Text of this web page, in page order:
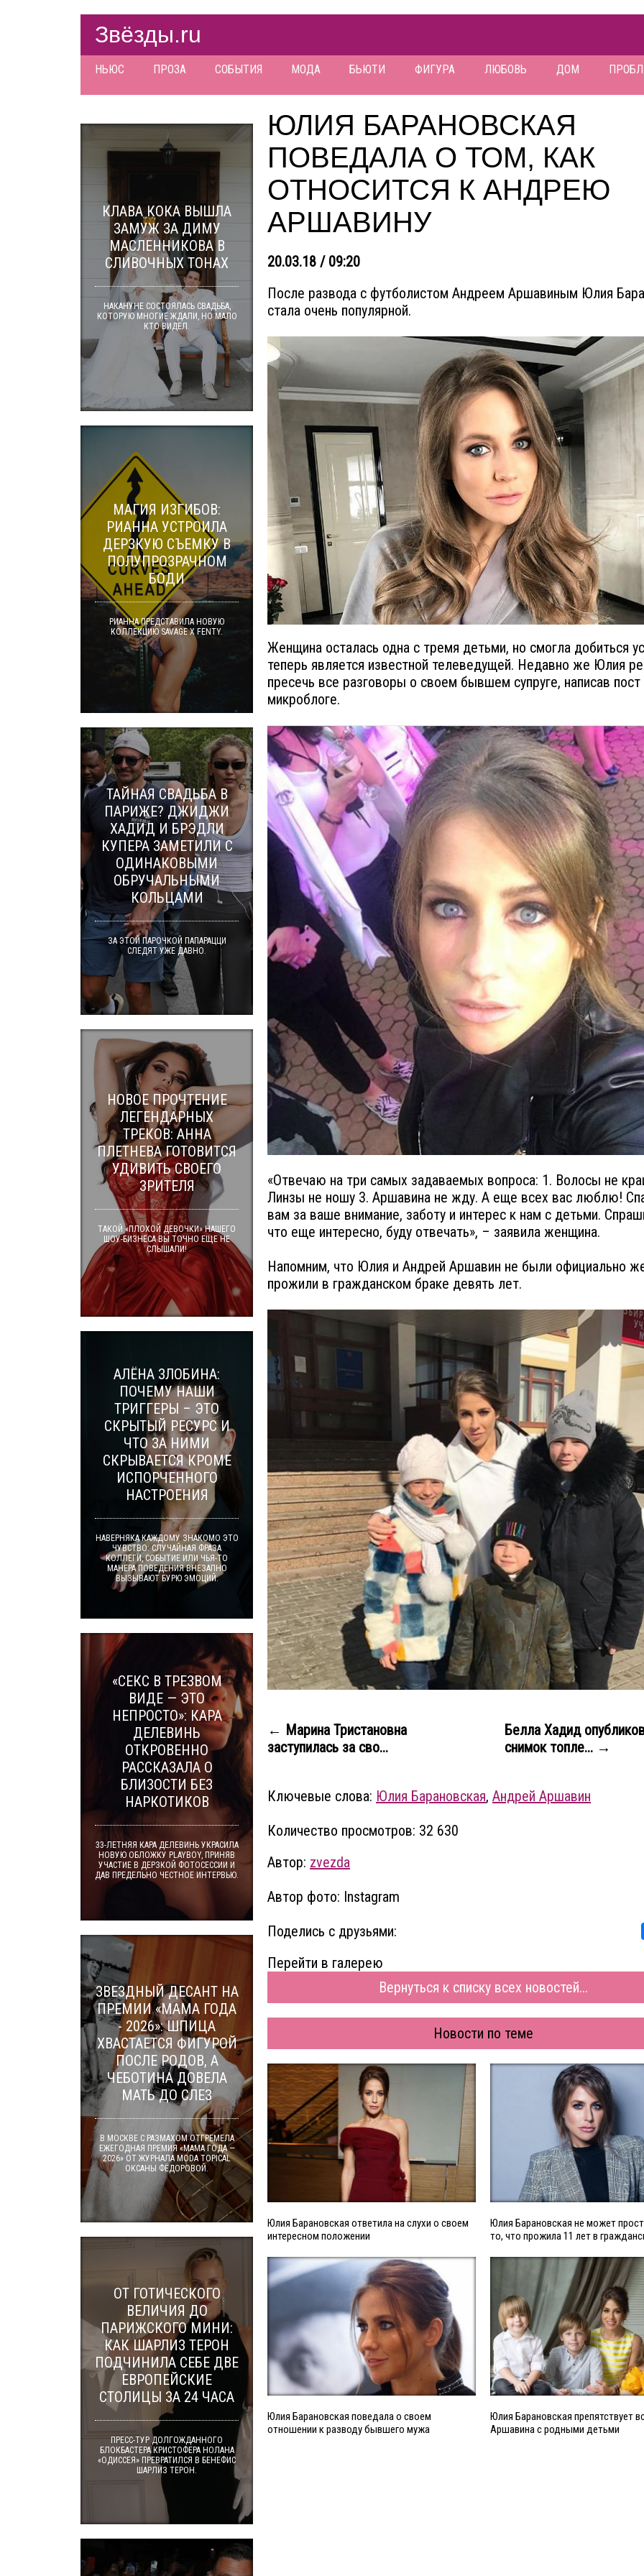
Звёзды.ru
НЬЮС ПРОЗА СОБЫТИЯ МОДА БЬЮТИ ФИГУРА ЛЮБОВЬ ДОМ
ЮЛИЯ БАРАНОВСКАЯ
ПОВЕДАЛА О ТОМ, КАК
ОТНОСИТСЯ К АНДРЕЮ
АРШАВИНУ
20.03.18 / 09:20
После развода с футболистом Андреем Аршавиным Юлия
стала очень популярной.
Женщина осталась одна с тремя детьми, но смогла добиться
теперь является известной телеведущей. Недавно же Юлия
пресечь все разговоры о своем бывшем супруге, написав
микроблоге.
«Отвечаю на три самых задаваемых вопроса: 1. Волосы не
Линзы не ношу 3. Аршавина не жду. А еще всех вас люблю!
вам за ваше внимание, заботу и интерес к нам с детьми.
что еще интересно, буду отвечать», – заявила женщина.
Напомним, что Юлия и Андрей Аршавин не были официально
прожили в гражданском браке девять лет.
← Марина Тристановна
заступилась за сво...
Белла Хадид
снимок топле... →
Ключевые слова: Юлия Барановская, Андрей Аршавин
Количество просмотров: 32 630
Автор: zvezda
Автор фото: Instagram
Поделись с друзьями:
Перейти в галерею
Вернуться к списку всех новостей...
Новости по теме
Юлия Барановская ответила на слухи о своем
интересном положении
Юлия Барановская не может
то, что прожила 11 лет в
Юлия Барановская поведала о своем
отношении к разводу бывшего мужа
Юлия Барановская препятствует
Аршавина с родными детьми
КЛАВА КОКА ВЫШЛА
ЗАМУЖ ЗА ДИМУ
МАСЛЕННИКОВА В
СЛИВОЧНЫХ ТОНАХ
НАКАНУНЕ СОСТОЯЛАСЬ СВАДЬБА,
КОТОРУЮ МНОГИЕ ЖДАЛИ, НО МАЛО
КТО ВИДЕЛ.
МАГИЯ ИЗГИБОВ:
РИАННА УСТРОИЛА
ДЕРЗКУЮ СЪЕМКУ В
ПОЛУПРОЗРАЧНОМ
БОДИ
РИАННА ПРЕДСТАВИЛА НОВУЮ
КОЛЛЕКЦИЮ SAVAGE X FENTY.
ТАЙНАЯ СВАДЬБА В
ПАРИЖЕ? ДЖИДЖИ
ХАДИД И БРЭДЛИ
КУПЕРА ЗАМЕТИЛИ С
ОДИНАКОВЫМИ
ОБРУЧАЛЬНЫМИ
КОЛЬЦАМИ
ЗА ЭТОЙ ПАРОЧКОЙ ПАПАРАЦЦИ
СЛЕДЯТ УЖЕ ДАВНО.
НОВОЕ ПРОЧТЕНИЕ
ЛЕГЕНДАРНЫХ
ТРЕКОВ: АННА
ПЛЕТНЕВА ГОТОВИТСЯ
УДИВИТЬ СВОЕГО
ЗРИТЕЛЯ
ТАКОЙ «ПЛОХОЙ ДЕВОЧКИ» НАШЕГО
ШОУ-БИЗНЕСА ВЫ ТОЧНО ЕЩЕ НЕ
СЛЫШАЛИ!
АЛЁНА ЗЛОБИНА:
ПОЧЕМУ НАШИ
ТРИГГЕРЫ – ЭТО
СКРЫТЫЙ РЕСУРС И
ЧТО ЗА НИМИ
СКРЫВАЕТСЯ КРОМЕ
ИСПОРЧЕННОГО
НАСТРОЕНИЯ
НАВЕРНЯКА КАЖДОМУ ЗНАКОМО ЭТО
ЧУВСТВО: СЛУЧАЙНАЯ ФРАЗА
КОЛЛЕГИ, СОБЫТИЕ ИЛИ ЧЬЯ-ТО
МАНЕРА ПОВЕДЕНИЯ ВНЕЗАПНО
ВЫЗЫВАЮТ БУРЮ ЭМОЦИЙ.
«СЕКС В ТРЕЗВОМ
ВИДЕ — ЭТО
НЕПРОСТО»: КАРА
ДЕЛЕВИНЬ
ОТКРОВЕННО
РАССКАЗАЛА О
БЛИЗОСТИ БЕЗ
НАРКОТИКОВ
33-ЛЕТНЯЯ КАРА ДЕЛЕВИНЬ УКРАСИЛА
НОВУЮ ОБЛОЖКУ PLAYBOY, ПРИНЯВ
УЧАСТИЕ В ДЕРЗКОЙ ФОТОСЕССИИ И
ДАВ ПРЕДЕЛЬНО ЧЕСТНОЕ ИНТЕРВЬЮ.
ЗВЕЗДНЫЙ ДЕСАНТ НА
ПРЕМИИ «МАМА ГОДА
- 2026»: ШПИЦА
ХВАСТАЕТСЯ ФИГУРОЙ
ПОСЛЕ РОДОВ, А
ЧЕБОТИНА ДОВЕЛА
МАТЬ ДО СЛЕЗ
В МОСКВЕ С РАЗМАХОМ ОТГРЕМЕЛА
ЕЖЕГОДНАЯ ПРЕМИЯ «МАМА ГОДА —
2026» ОТ ЖУРНАЛА MODA TOPICAL
ОКСАНЫ ФЁДОРОВОЙ.
ОТ ГОТИЧЕСКОГО
ВЕЛИЧИЯ ДО
ПАРИЖСКОГО МИНИ:
КАК ШАРЛИЗ ТЕРОН
ПОДЧИНИЛА СЕБЕ ДВЕ
ЕВРОПЕЙСКИЕ
СТОЛИЦЫ ЗА 24 ЧАСА
ПРЕСС-ТУР ДОЛГОЖДАННОГО
БЛОКБАСТЕРА КРИСТОФЕРА НОЛАНА
«ОДИССЕЯ» ПРЕВРАТИЛСЯ В БЕНЕФИС
ШАРЛИЗ ТЕРОН.